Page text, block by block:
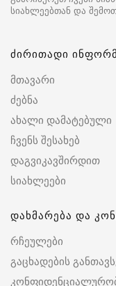
სიახლეებთან და
ძირითადი
მთავარი
ძებნა
ახალი დამატებული
ჩვენს შესახებ
დაგვიკავშირდით
სიახლეები
დახმარება და
რჩეულები
გაცხადების